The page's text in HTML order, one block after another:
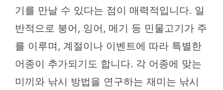
기를 만날 수 있다는 점이 매력적입니다. 일
반적으로 붕어, 잉어, 메기 등 민물고기가 주
를 이루며, 계절이나 이벤트에 따라 특별한
어종이 추가되기도 합니다. 각 어종에 맞는
미끼와 낚시 방법을 연구하는 재미는 낚시